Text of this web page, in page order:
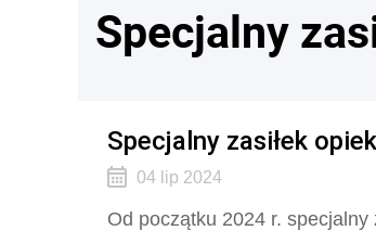
Specjalny
Specjalny zasiłek
04 lip 2024
Od początku 2024 r.